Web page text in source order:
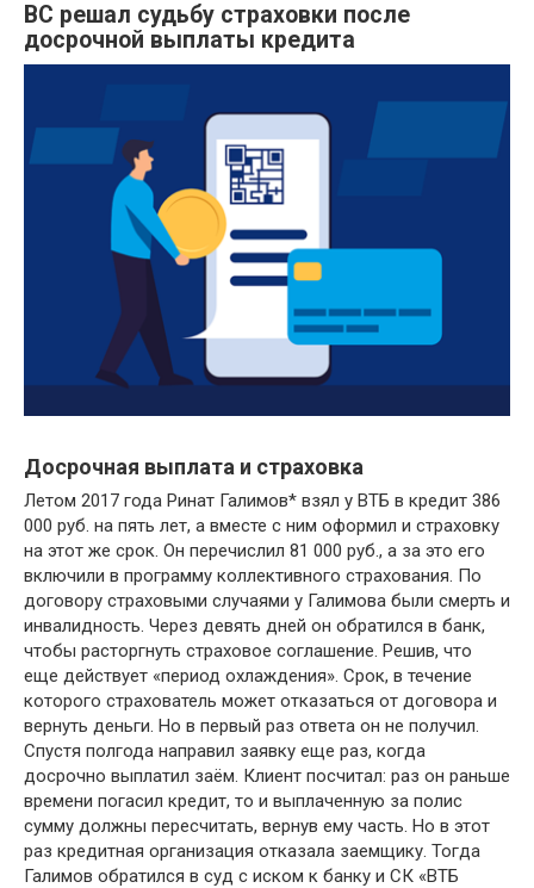
ВС решал судьбу страховки после
досрочной выплаты кредита
Досрочная выплата и страховка
Летом 2017 года Ринат Галимов* взял у ВТБ в кредит 386
000 руб. на пять лет, а вместе с ним оформил и страховку
на этот же срок. Он перечислил 81 000 руб., а за это его
включили в программу коллективного страхования. По
договору страховыми случаями у Галимова были смерть и
инвалидность. Через девять дней он обратился в банк,
чтобы расторгнуть страховое соглашение. Решив, что
еще действует «период охлаждения». Срок, в течение
которого страхователь может отказаться от договора и
вернуть деньги. Но в первый раз ответа он не получил.
Спустя полгода направил заявку еще раз, когда
досрочно выплатил заём. Клиент посчитал: раз он раньше
времени погасил кредит, то и выплаченную за полис
сумму должны пересчитать, вернув ему часть. Но в этот
раз кредитная организация отказала заемщику. Тогда
Галимов обратился в суд с иском к банку и СК «ВТБ